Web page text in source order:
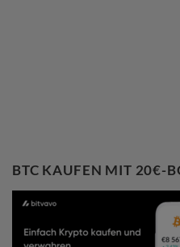
BTC KAUFEN MIT 20€-